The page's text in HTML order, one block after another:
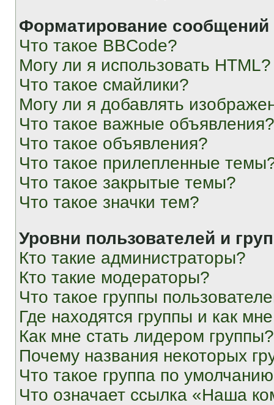
Форматирование
Что такое BBCode?
Могу ли я использовать HTML?
Что такое смайлики?
Могу ли я добавлять
Что такое важные объявления?
Что такое объявления?
Что такое прилепленные
Что такое закрытые темы?
Что такое значки тем?
Уровни пользователей и
Кто такие администраторы?
Кто такие модераторы?
Что такое группы
Где находятся группы и как
Как мне стать лидером группы?
Почему названия некоторых
Что такое группа по
Что означает ссылка «Наша